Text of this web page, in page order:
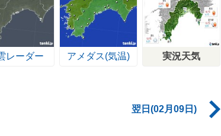
レーダー アメダス(気温) 実況天気
翌日(02月09日)